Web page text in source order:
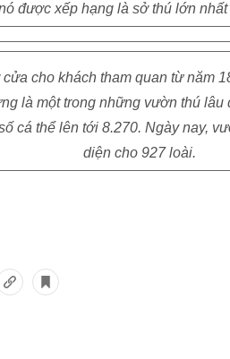
được xếp hạng là sở thú lớn
cho khách tham quan từ năm
là một trong những vườn thú
cá thể lên tới 8.270. Ngày nay,
diện cho 927 loài.